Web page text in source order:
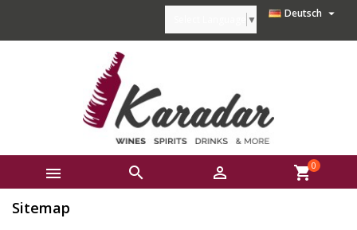
Deutsch 
▼
   shopping_cart0
Sitemap